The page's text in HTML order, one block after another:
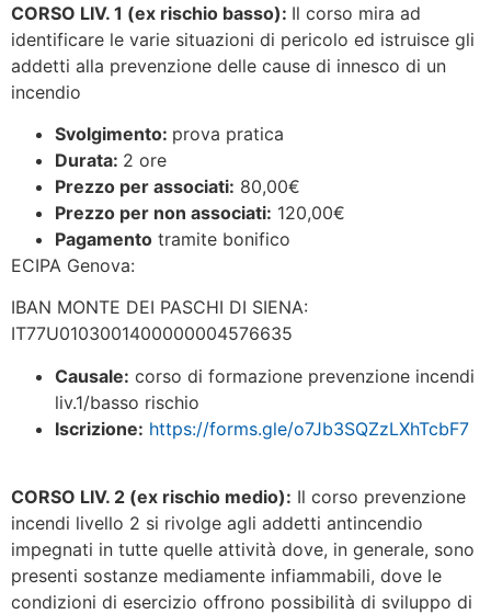
CORSO LIV. 1 (ex rischio basso): Il corso mira ad
identificare le varie situazioni di pericolo ed istruisce gli
addetti alla prevenzione delle cause di innesco di un
incendio
Svolgimento: prova pratica
Durata: 2 ore
Prezzo per associati: 80,00€
Prezzo per non associati: 120,00€
Pagamento tramite bonifico
ECIPA Genova:
IBAN MONTE DEI PASCHI DI SIENA:
IT77U0103001400000004576635
Causale: corso di formazione prevenzione incendi
liv.1/basso rischio
Iscrizione: https://forms.gle/o7Jb3SQZzLXhTcbF7
CORSO LIV. 2 (ex rischio medio): Il corso prevenzione
incendi livello 2 si rivolge agli addetti antincendio
impegnati in tutte quelle attività dove, in generale, sono
presenti sostanze mediamente infiammabili, dove le
condizioni di esercizio offrono possibilità di sviluppo di